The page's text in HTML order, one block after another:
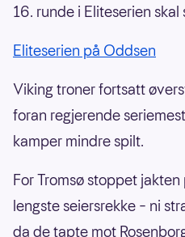
16. runde i Eliteserien skal
Eliteserien på Oddsen
Viking troner fortsatt
foran regjerende
kamper mindre spilt.
For Tromsø stoppet
lengste seiersrekke – ni
da de tapte mot